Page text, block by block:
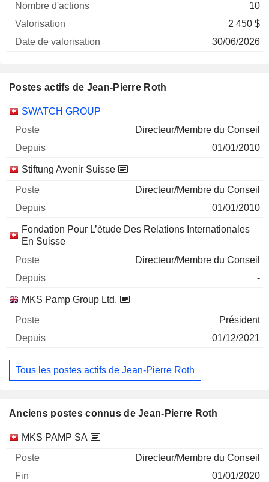
10
2 450 $
30/06/2026
Postes actifs de Jean-Pierre Roth
Sociétés Poste Début
SWATCH GROUP
Directeur/Membre du Conseil
01/01/2010
Stiftung Avenir Suisse
Directeur/Membre du Conseil
01/01/2010
Fondation Pour L’ètude Des Relations Internationales
En Suisse
Directeur/Membre du Conseil
-
MKS Pamp Group Ltd.
Président
01/12/2021
Tous les postes actifs de Jean-Pierre Roth
Anciens postes connus de Jean-Pierre Roth
Sociétés Poste Fin
MKS PAMP SA
Directeur/Membre du Conseil
01/01/2020